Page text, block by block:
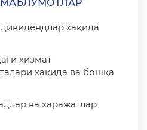
хақида
хизмат
хақида ва бошқа
ва харажатлар